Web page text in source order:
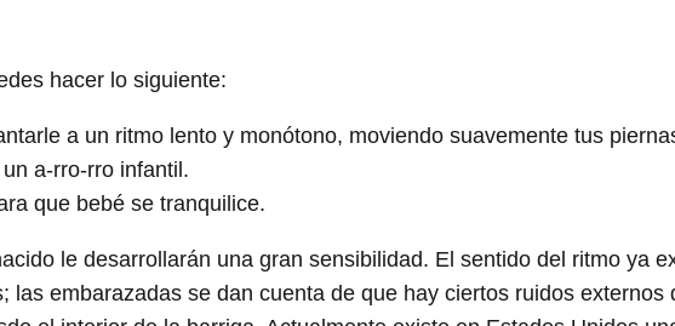
hacer lo siguiente:
a un ritmo lento y monótono, moviendo suavemente tus
a-rro-rro infantil.
que bebé se tranquilice.
le desarrollarán una gran sensibilidad. El sentido del ritmo ya
embarazadas se dan cuenta de que hay ciertos ruidos externos